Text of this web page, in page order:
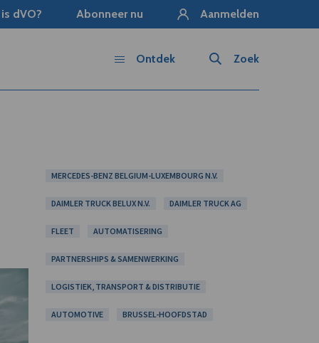
dVO? Abonneer nu Aanmelden
Zoek
Ontdek
MERCEDES-BENZ BELGIUM-LUXEMBOURG N.V.
DAIMLER TRUCK BELUX N.V. DAIMLER TRUCK AG
FLEET AUTOMATISERING
PARTNERSHIPS & SAMENWERKING
LOGISTIEK, TRANSPORT & DISTRIBUTIE
AUTOMOTIVE BRUSSEL-HOOFDSTAD